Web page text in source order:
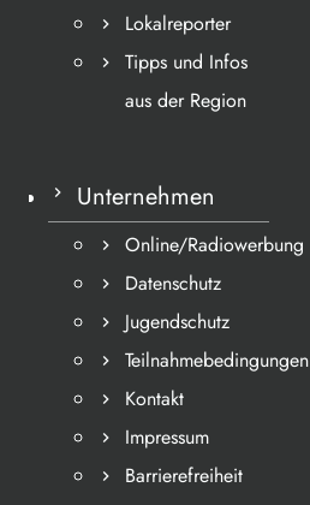
Lokalreporter
Tipps und Infos
aus der Region
Unternehmen
Online/Radiowerbung
Datenschutz
Jugendschutz
Teilnahmebedingungen
Kontakt
Impressum
Barrierefreiheit